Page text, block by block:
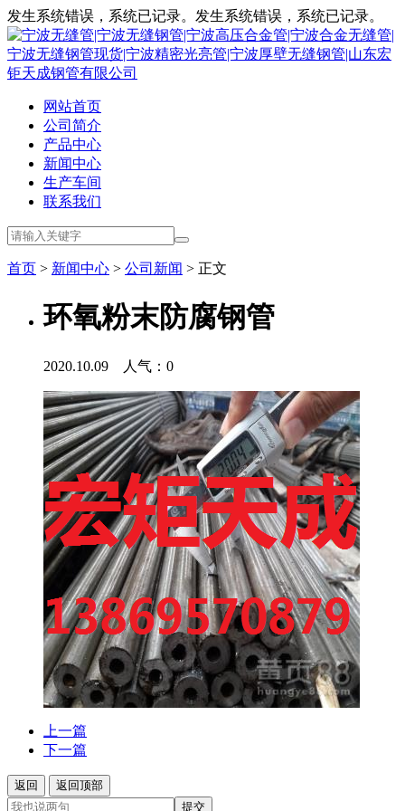
发生系统错误，系统已记录。发生系统错误，系统已记录。
网站首页
公司简介
产品中心
新闻中心
生产车间
联系我们
首页 > 新闻中心 > 公司新闻 > 正文
环氧粉末防腐钢管
2020.10.09 人气： 0
上一篇
下一篇
返回
返回顶部
提交